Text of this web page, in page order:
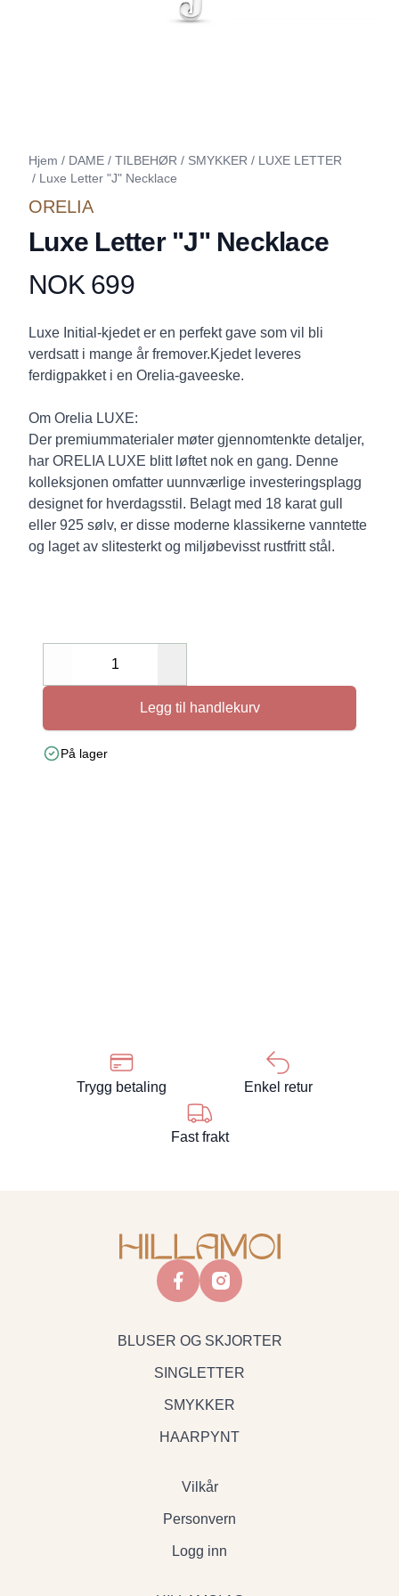
Hjem / DAME / TILBEHØR / SMYKKER / LUXE LETTER
/ Luxe Letter "J" Necklace
ORELIA
Luxe Letter "J" Necklace
Produktdetaljer
NOK 699
Description
Luxe Initial-kjedet er en perfekt gave som vil bli
verdsatt i mange år fremover.Kjedet leveres
ferdigpakket i en Orelia-gaveeske.
Om Orelia LUXE:
Der premiummaterialer møter gjennomtenkte detaljer,
har ORELIA LUXE blitt løftet nok en gang. Denne
kolleksjonen omfatter uunnværlige investeringsplagg
designet for hverdagsstil. Belagt med 18 karat gull
eller 925 sølv, er disse moderne klassikerne vanntette
og laget av slitesterkt og miljøbevisst rustfritt stål.
Decrease
Legg til handlekurv
På lager
Trygg betaling Enkel retur
Fast frakt
facebookinstagram
BLUSER OG SKJORTER
SINGLETTER
SMYKKER
HAARPYNT
Vilkår
Personvern
Logg inn